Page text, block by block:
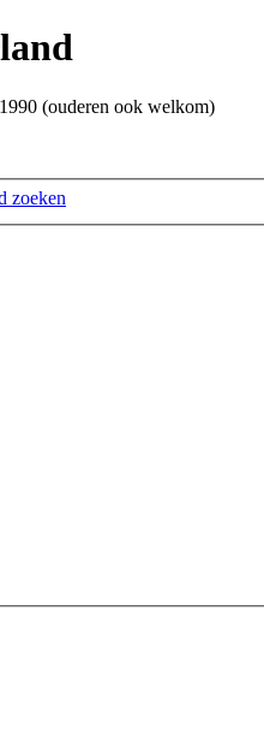
(ouderen ook welkom)
zoeken